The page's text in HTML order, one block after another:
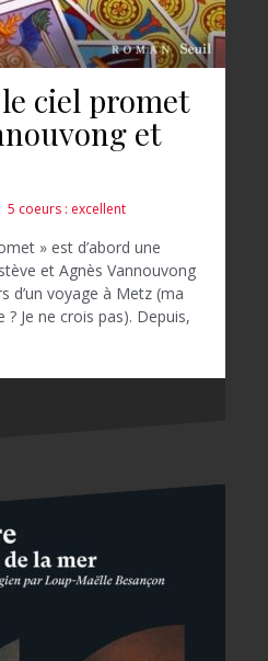
ciel promet
et
5 coeurs : excellent
» est d’abord une
et Agnès Vannouvong
d’un voyage à Metz (ma
Je ne crois pas). Depuis,